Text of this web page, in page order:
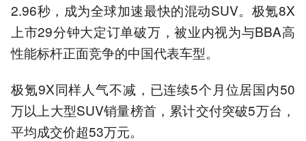
2.96秒，成为全球加速最快的混动SUV。极氪8X
上市29分钟大定订单破万，被业内视为与BBA高
性能标杆正面竞争的中国代表车型。
极氪9X同样人气不减，已连续5个月位居国内50
万以上大型SUV销量榜首，累计交付突破5万台，
平均成交价超53万元。